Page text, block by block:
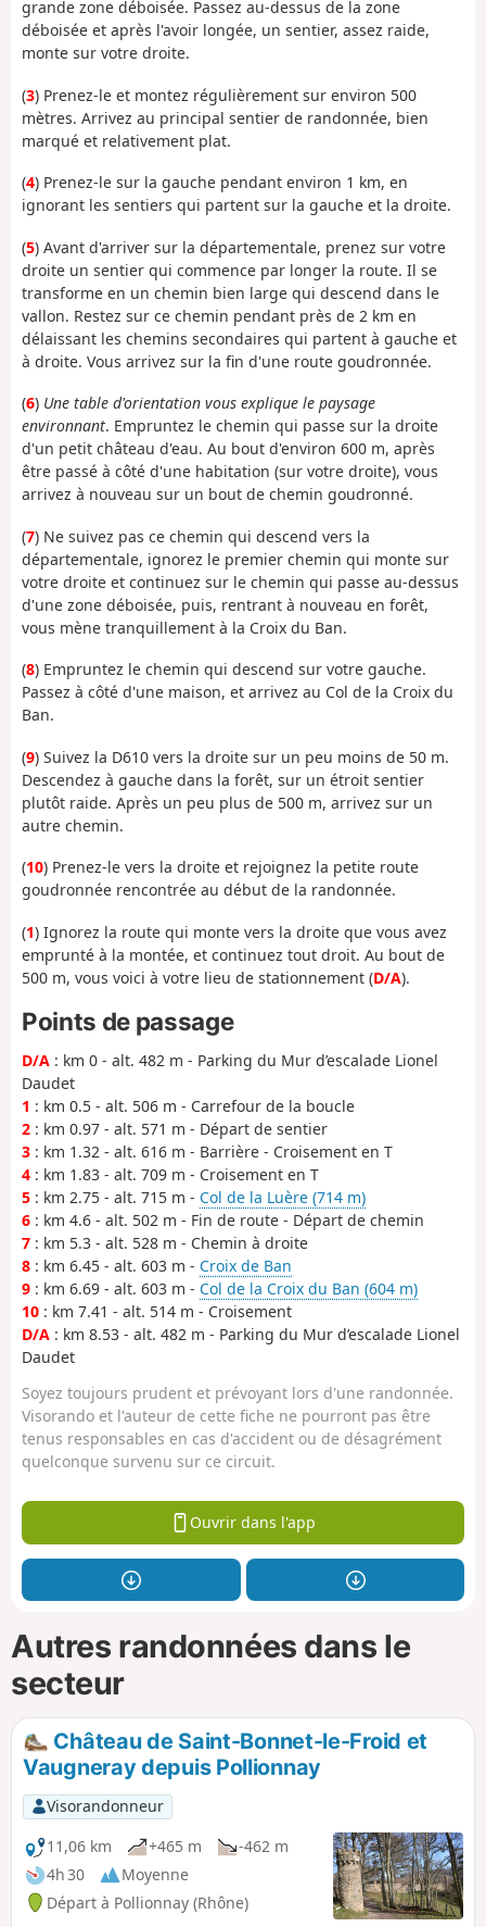
grande zone déboisée. Passez au-dessus de la zone
déboisée et après l'avoir longée, un sentier, assez raide,
monte sur votre droite.
(3) Prenez-le et montez régulièrement sur environ 500
mètres. Arrivez au principal sentier de randonnée, bien
marqué et relativement plat.
(4) Prenez-le sur la gauche pendant environ 1 km, en
ignorant les sentiers qui partent sur la gauche et la droite.
(5) Avant d'arriver sur la départementale, prenez sur votre
droite un sentier qui commence par longer la route. Il se
transforme en un chemin bien large qui descend dans le
vallon. Restez sur ce chemin pendant près de 2 km en
délaissant les chemins secondaires qui partent à gauche et
à droite. Vous arrivez sur la fin d'une route goudronnée.
(6) Une table d'orientation vous explique le paysage
environnant. Empruntez le chemin qui passe sur la droite
d'un petit château d'eau. Au bout d'environ 600 m, après
être passé à côté d'une habitation (sur votre droite), vous
arrivez à nouveau sur un bout de chemin goudronné.
(7) Ne suivez pas ce chemin qui descend vers la
départementale, ignorez le premier chemin qui monte sur
votre droite et continuez sur le chemin qui passe au-dessus
d'une zone déboisée, puis, rentrant à nouveau en forêt,
vous mène tranquillement à la Croix du Ban.
(8) Empruntez le chemin qui descend sur votre gauche.
Passez à côté d'une maison, et arrivez au Col de la Croix du
Ban.
(9) Suivez la D610 vers la droite sur un peu moins de 50 m.
Descendez à gauche dans la forêt, sur un étroit sentier
plutôt raide. Après un peu plus de 500 m, arrivez sur un
autre chemin.
(10) Prenez-le vers la droite et rejoignez la petite route
goudronnée rencontrée au début de la randonnée.
(1) Ignorez la route qui monte vers la droite que vous avez
emprunté à la montée, et continuez tout droit. Au bout de
500 m, vous voici à votre lieu de stationnement (D/A).
Points de passage
D/A : km 0 - alt. 482 m - Parking du Mur d’escalade Lionel
Daudet
1 : km 0.5 - alt. 506 m - Carrefour de la boucle
2 : km 0.97 - alt. 571 m - Départ de sentier
3 : km 1.32 - alt. 616 m - Barrière - Croisement en T
4 : km 1.83 - alt. 709 m - Croisement en T
5 : km 2.75 - alt. 715 m - Col de la Luère (714 m)
6 : km 4.6 - alt. 502 m - Fin de route - Départ de chemin
7 : km 5.3 - alt. 528 m - Chemin à droite
8 : km 6.45 - alt. 603 m - Croix de Ban
9 : km 6.69 - alt. 603 m - Col de la Croix du Ban (604 m)
10 : km 7.41 - alt. 514 m - Croisement
D/A : km 8.53 - alt. 482 m - Parking du Mur d’escalade Lionel
Daudet
Soyez toujours prudent et prévoyant lors d'une randonnée.
Visorando et l'auteur de cette fiche ne pourront pas être
tenus responsables en cas d'accident ou de désagrément
quelconque survenu sur ce circuit.
Ouvrir dans l'app
Autres randonnées dans le
secteur
Château de Saint-Bonnet-le-Froid et
Vaugneray depuis Pollionnay
Visorandonneur
11,06 km
+465 m
-462 m
4h 30
Moyenne
Départ à Pollionnay (Rhône)